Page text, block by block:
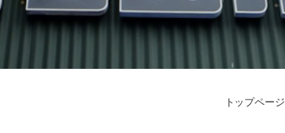
トップページ